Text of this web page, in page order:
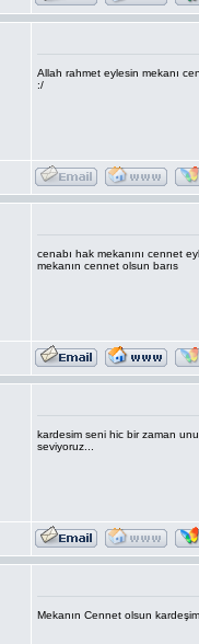
Allah rahmet eylesin mekanı
:/
cenabı hak mekanını cennet
mekanın cennet olsun barıs
kardesim seni hic bir zaman
seviyoruz...
Mekanın Cennet olsun kardeşim